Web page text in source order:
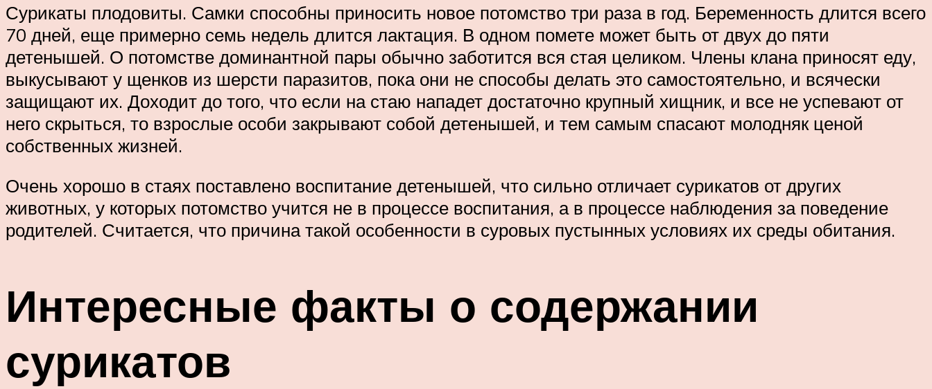
Сурикаты плодовиты. Самки способны приносить новое потомство три раза в год. Беременность длится всего
70 дней, еще примерно семь недель длится лактация. В одном помете может быть от двух до пяти
детенышей. О потомстве доминантной пары обычно заботится вся стая целиком. Члены клана приносят еду,
выкусывают у щенков из шерсти паразитов, пока они не способы делать это самостоятельно, и всячески
защищают их. Доходит до того, что если на стаю нападет достаточно крупный хищник, и все не успевают от
него скрыться, то взрослые особи закрывают собой детенышей, и тем самым спасают молодняк ценой
собственных жизней.
Очень хорошо в стаях поставлено воспитание детенышей, что сильно отличает сурикатов от других
животных, у которых потомство учится не в процессе воспитания, а в процессе наблюдения за поведение
родителей. Считается, что причина такой особенности в суровых пустынных условиях их среды обитания.
Интересные факты о содержании
сурикатов